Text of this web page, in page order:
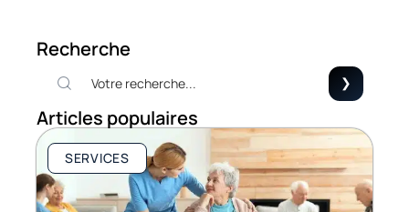
Recherche
Articles populaires
SERVICES